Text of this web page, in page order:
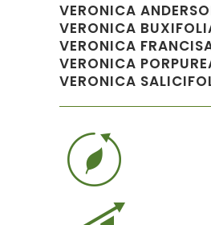
VERONICA
VERONICA
VERONICA
VERONICA
VERONICA